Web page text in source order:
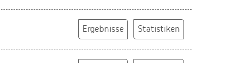
Ergebnisse Statistiken